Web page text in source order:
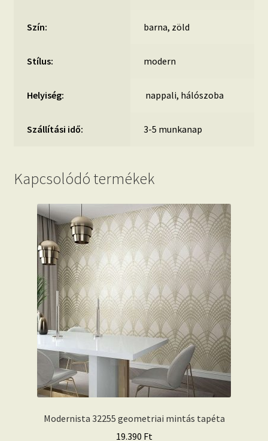
Szín: barna, zöld
Stílus: modern
Helyiség: nappali, hálószoba
Szállítási idő: 3-5 munkanap
Kapcsolódó termékek
Modernista 32255 geometriai mintás tapéta
19.390 Ft